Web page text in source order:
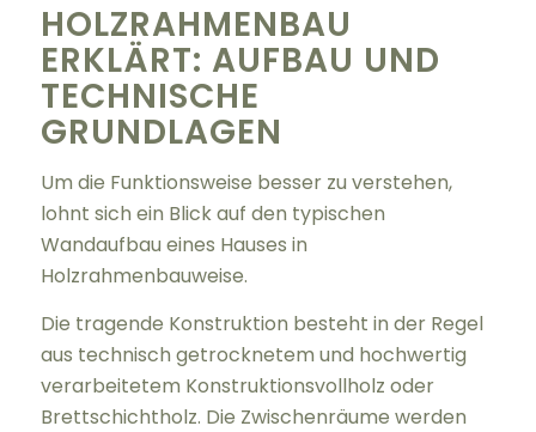
HOLZRAHMENBAU
ERKLÄRT: AUFBAU UND
TECHNISCHE
GRUNDLAGEN
Um die Funktionsweise besser zu verstehen,
lohnt sich ein Blick auf den typischen
Wandaufbau eines Hauses in
Holzrahmenbauweise.
Die tragende Konstruktion besteht in der Regel
aus technisch getrocknetem und hochwertig
verarbeitetem Konstruktionsvollholz oder
Brettschichtholz. Die Zwischenräume werden